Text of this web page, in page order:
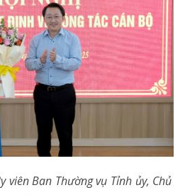
viên Ban Thường vụ Tỉnh ủy, Chủ